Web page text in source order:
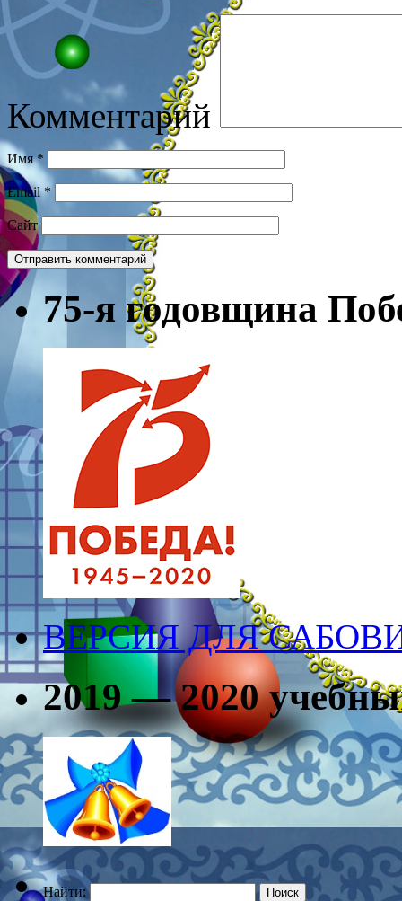
Комментарий
Имя*
Email*
Сайт
75-я годовщина
ВЕРСИЯ ДЛЯ
2019 — 2020
Найти: